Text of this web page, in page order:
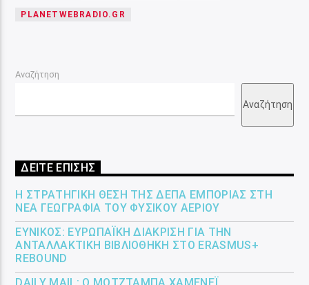
PLANETWEBRADIO.GR
Αναζήτηση
Αναζήτηση
ΔΕΙΤΕ ΕΠΙΣΗΣ
Η ΣΤΡΑΤΗΓΙΚΉ ΘΈΣΗ ΤΗΣ ΔΕΠΑ ΕΜΠΟΡΊΑΣ ΣΤΗ
ΝΈΑ ΓΕΩΓΡΑΦΊΑ ΤΟΥ ΦΥΣΙΚΟΎ ΑΕΡΊΟΥ
ΕΎΝΙΚΟΣ: ΕΥΡΩΠΑΪΚΉ ΔΙΆΚΡΙΣΗ ΓΙΑ ΤΗΝ
ΑΝΤΑΛΛΑΚΤΙΚΉ ΒΙΒΛΙΟΘΉΚΗ ΣΤΟ ERASMUS+
REBOUND